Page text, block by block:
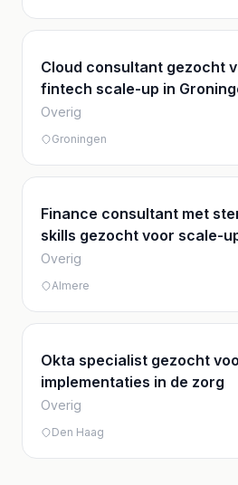
Cloud consultant gezocht
fintech scale-up in
Overig
Groningen
Finance consultant met
skills gezocht voor scale-
energiebranche
Overig
Almere
Okta specialist gezocht
implementaties in de zorg
Overig
Den Haag